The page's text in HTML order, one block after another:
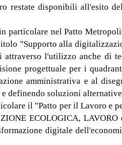
restate disponibili all'esito
nel Patto
"Supporto alla
l'utilizzo anche di
progettuale per i
amministrativa e al
definendo soluzioni
il "Patto per il Lavoro e
ECOLOGICA,
digitale